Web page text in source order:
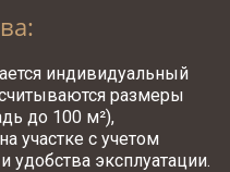
индивидуальный
размеры
до 100 м²),
участке с учетом
эксплуатации.​​